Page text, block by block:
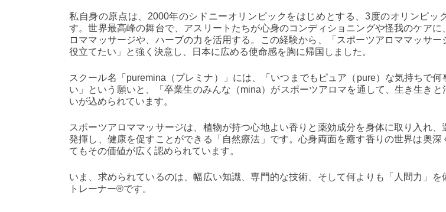
私自身の原点は、2000年のシドニーオリンピックをはじめとする、3度のオリンピッ
す。世界最高峰の舞台で、アスリートたちが心身のコンディショニングや怪我のケアに
ロママッサージや、ハーブの力を活用する。この経験から、「スポーツアロママッサー
役立てたい」と強く決意し、日本に広める使命感を胸に帰国しました。
スクール名「puremina（プレミナ）」には、「いつまでもピュア（pure）な気持ちで何
い」という願いと、「卒業生のみんな（mina）がスポーツアロマを通して、生き生き
いが込められています。
スポーツアロママッサージは、植物が持つ心地よい香りと薬効成分を身体に取り入れ、
発揮し、健康を促すことができる「自然療法」です。心身両面を癒す香りの世界は奥深
てもその価値が広く認められています。
いま、求められているのは、幅広い知識、専門的な技術、そして何よりも「人間力」を
トレーナー®です。